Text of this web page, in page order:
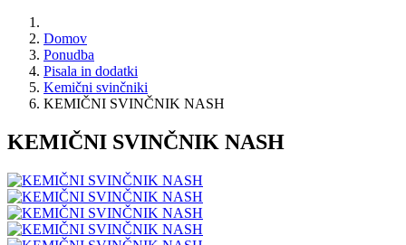
Domov
Ponudba
Pisala in dodatki
Kemični svinčniki
KEMIČNI SVINČNIK NASH
KEMIČNI SVINČNIK NASH